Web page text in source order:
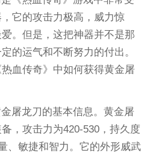
它的攻击力极高，威力惊
。但是，这把神器并不是那
的运气和不断努力的付出。
血传奇》中如何获得黄金屠
屠龙刀的基本信息。黄金屠
，攻击力为420-530，持久度
、敏捷和智力。它的外形威武